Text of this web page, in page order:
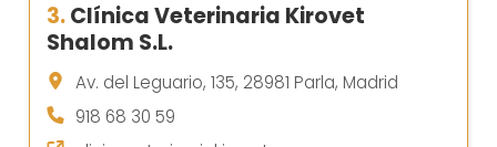
3.Clínica Veterinaria Kirovet
Shalom S.L.
Av. del Leguario, 135, 28981 Parla, Madrid
918 68 30 59